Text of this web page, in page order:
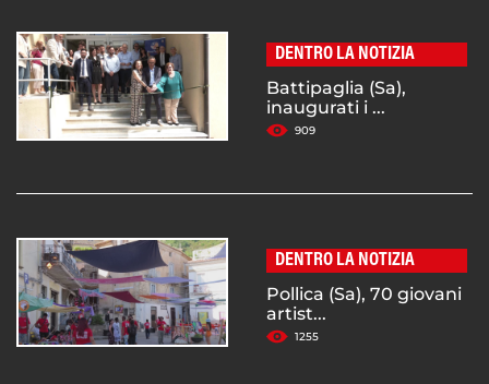
DENTRO LA NOTIZIA
Battipaglia (Sa),
inaugurati i ...
909
DENTRO LA NOTIZIA
Pollica (Sa), 70 giovani
artist...
1255